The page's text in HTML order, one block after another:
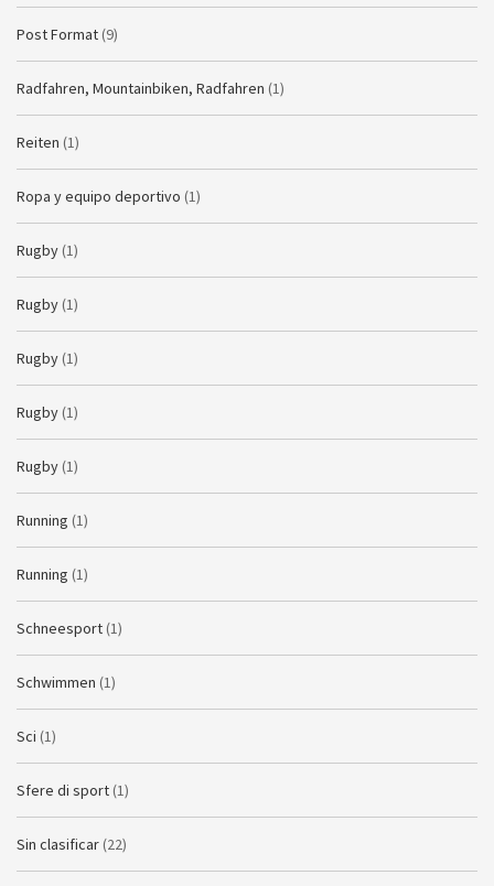
Post Format (9)
Radfahren, Mountainbiken, Radfahren (1)
Reiten (1)
Ropa y equipo deportivo (1)
Rugby (1)
Rugby (1)
Rugby (1)
Rugby (1)
Rugby (1)
Running (1)
Running (1)
Schneesport (1)
Schwimmen (1)
Sci (1)
Sfere di sport (1)
Sin clasificar (22)